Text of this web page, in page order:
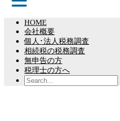
HOME
会社概要
個人･法人税務調査
相続税の税務調査
無申告の方
税理士の方へ